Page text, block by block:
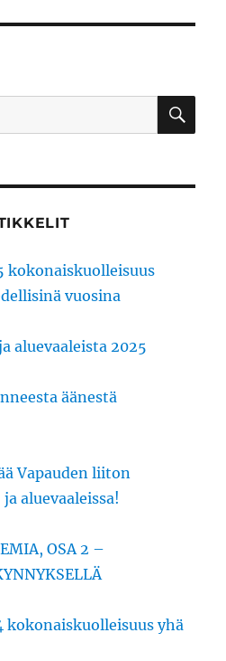
kokonaiskuolleisuus
vuosina
aluevaaleista 2025
äänestä
Vapauden liiton
aluevaaleissa!
OSA 2 –
kokonaiskuolleisuus yhä